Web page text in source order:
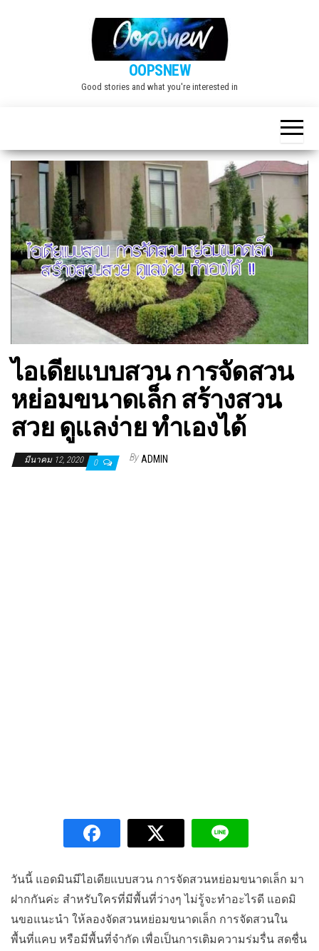
OOPSNEW
Good stories and what you're interested in
ไอเดียแบบสวน การจัดสวน
หย่อมขนาดเล็ก สร้างสวน
สวย ดูแลง่าย ทำเองได้
มีนาคม 12, 2020 0 By ADMIN
วันนี้ แอดมินมีไอเดียแบบสวน การจัดสวนหย่อมขนาดเล็ก มา
ฝากกันค่ะ สำหรับใครที่มีพื้นที่ว่างๆ ไม่รู้จะทำอะไรดี แอดมิ
นขอแนะนำ ให้ลองจัดสวนหย่อมขนาดเล็ก การจัดสวนใน
พื้นที่แคบ หรือมีพื้นที่จำกัด เพื่อเป็นการเติมความร่มรื่น สดชื่น